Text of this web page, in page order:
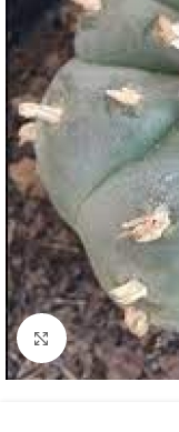
Κάντε κλικ για